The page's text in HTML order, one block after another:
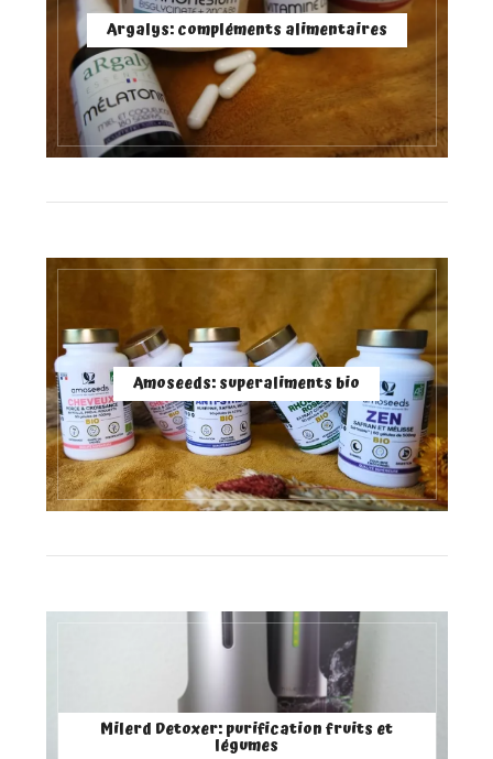
Argalys: compléments alimentaires
Amoseeds: superaliments bio
Milerd Detoxer: purification fruits et
légumes